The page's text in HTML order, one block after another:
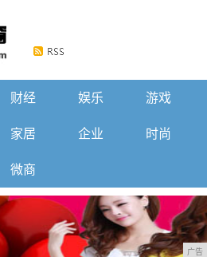
财经 娱乐 游戏
家居 企业 时尚
微商
广告